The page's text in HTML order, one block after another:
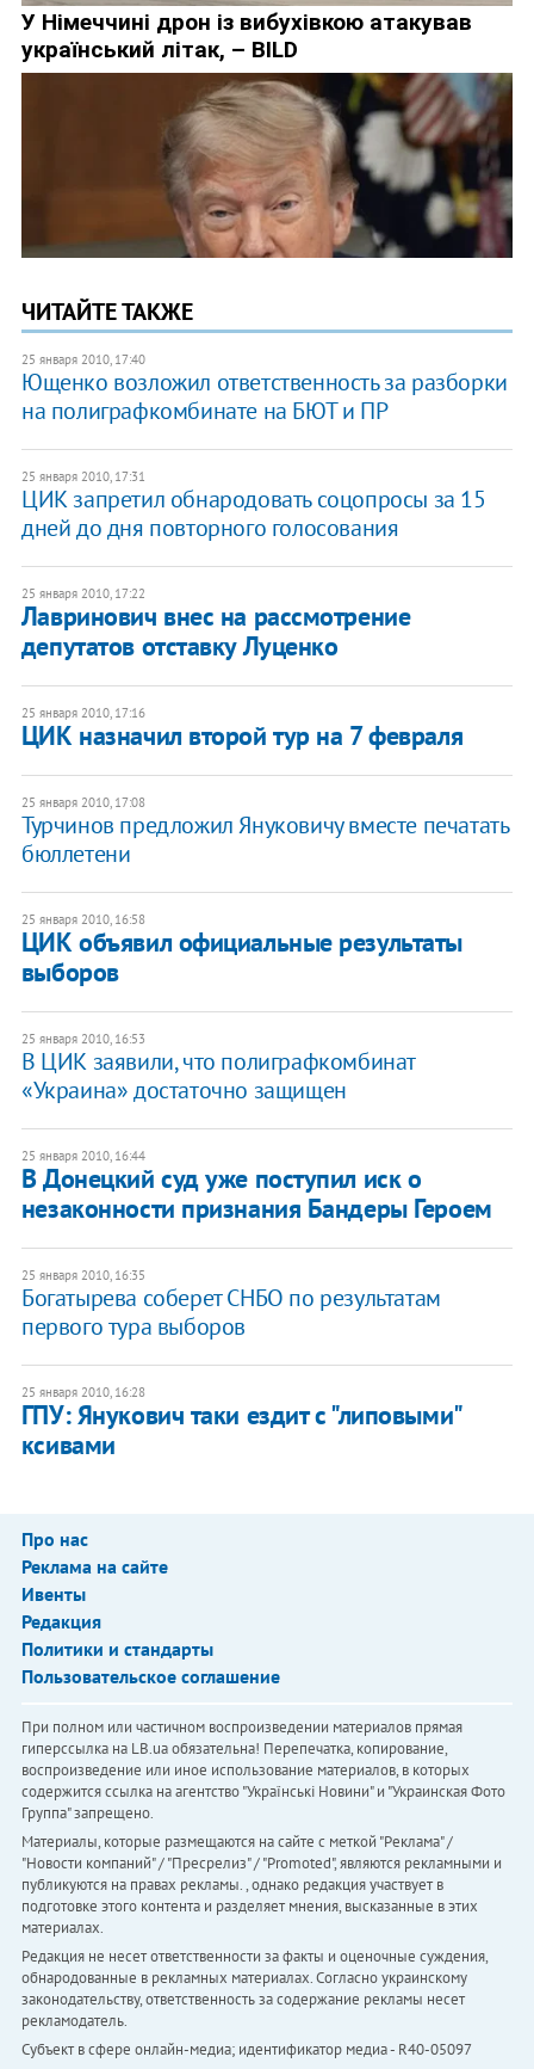
ЧИТАЙТЕ ТАКЖЕ
25 января 2010, 17:40
Ющенко возложил ответственность за разборки
на полиграфкомбинате на БЮТ и ПР
25 января 2010, 17:31
ЦИК запретил обнародовать соцопросы за 15
дней до дня повторного голосования
25 января 2010, 17:22
Лавринович внес на рассмотрение
депутатов отставку Луценко
25 января 2010, 17:16
ЦИК назначил второй тур на 7 февраля
25 января 2010, 17:08
Турчинов предложил Януковичу вместе печатать
бюллетени
25 января 2010, 16:58
ЦИК объявил официальные результаты
выборов
25 января 2010, 16:53
В ЦИК заявили, что полиграфкомбинат
«Украина» достаточно защищен
25 января 2010, 16:44
В Донецкий суд уже поступил иск о
незаконности признания Бандеры Героем
25 января 2010, 16:35
Богатырева соберет СНБО по результатам
первого тура выборов
25 января 2010, 16:28
ГПУ: Янукович таки ездит с "липовыми"
ксивами
Про нас
Реклама на сайте
Ивенты
Редакция
Политики и стандарты
Пользовательское соглашение
При полном или частичном воспроизведении материалов прямая
гиперссылка на LB.ua обязательна! Перепечатка, копирование,
воспроизведение или иное использование материалов, в которых
содержится ссылка на агентство "Українськi Новини" и "Украинская Фото
Группа" запрещено.
Материалы, которые размещаются на сайте с меткой "Реклама" /
"Новости компаний" / "Пресрелиз" / "Promoted", являются рекламными и
публикуются на правах рекламы. , однако редакция участвует в
подготовке этого контента и разделяет мнения, высказанные в этих
материалах.
Редакция не несет ответственности за факты и оценочные суждения,
обнародованные в рекламных материалах. Согласно украинскому
законодательству, ответственность за содержание рекламы несет
рекламодатель.
Субъект в сфере онлайн-медиа; идентификатор медиа - R40-05097